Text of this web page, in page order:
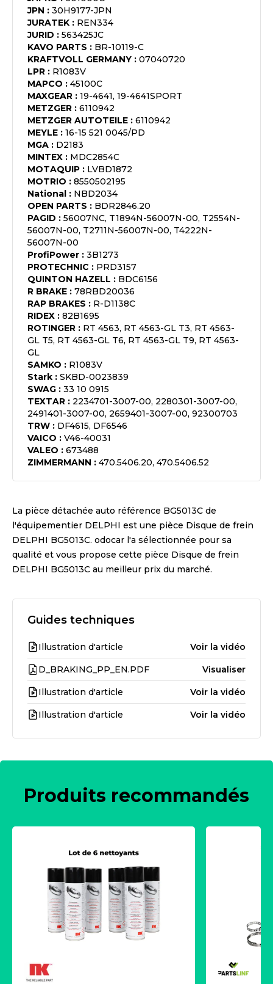
JPN : 30H9177-JPN
JURATEK : REN334
JURID : 563425JC
KAVO PARTS : BR-10119-C
KRAFTVOLL GERMANY : 07040720
LPR : R1083V
MAPCO : 45100C
MAXGEAR : 19-4641, 19-4641SPORT
METZGER : 6110942
METZGER AUTOTEILE : 6110942
MEYLE : 16-15 521 0045/PD
MGA : D2183
MINTEX : MDC2854C
MOTAQUIP : LVBD1872
MOTRIO : 8550502195
National : NBD2034
OPEN PARTS : BDR2846.20
PAGID : 56007NC, T1894N-56007N-00, T2554N-
56007N-00, T2711N-56007N-00, T4222N-
56007N-00
ProfiPower : 3B1273
PROTECHNIC : PRD3157
QUINTON HAZELL : BDC6156
R BRAKE : 78RBD20036
RAP BRAKES : R-D1138C
RIDEX : 82B1695
ROTINGER : RT 4563, RT 4563-GL T3, RT 4563-
GL T5, RT 4563-GL T6, RT 4563-GL T9, RT 4563-
GL
SAMKO : R1083V
Stark : SKBD-0023839
SWAG : 33 10 0915
TEXTAR : 2234701-3007-00, 2280301-3007-00,
2491401-3007-00, 2659401-3007-00, 92300703
TRW : DF4615, DF6546
VAICO : V46-40031
VALEO : 673488
ZIMMERMANN : 470.5406.20, 470.5406.52
La pièce détachée auto référence BG5013C de
l'équipementier DELPHI est une pièce Disque de frein
DELPHI BG5013C. odocar l'a sélectionnée pour sa
qualité et vous propose cette pièce Disque de frein
DELPHI BG5013C au meilleur prix du marché.
Guides techniques
Illustration d'article Voir la vidéo
D_BRAKING_PP_EN.PDF Visualiser
Illustration d'article Voir la vidéo
Illustration d'article Voir la vidéo
Produits recommandés